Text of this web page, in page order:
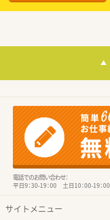
電話でのお問い合わせ：
平日9：30-19：00 土日10：00-19：00
サイトメニュー